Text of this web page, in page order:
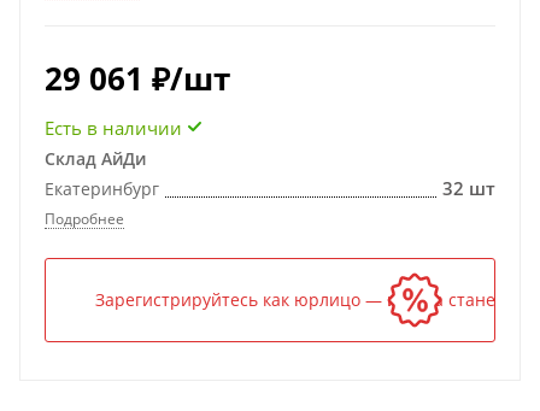
29 061 ₽/шт
Есть в наличии
Склад АйДи
Екатеринбург
32 шт
Подробнее
Зарегистрируйтесь как юрлицо — и цена станет